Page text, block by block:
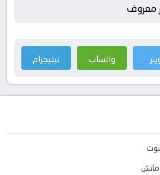
معروف
واتساب تيليجرام
شوت
ماتش